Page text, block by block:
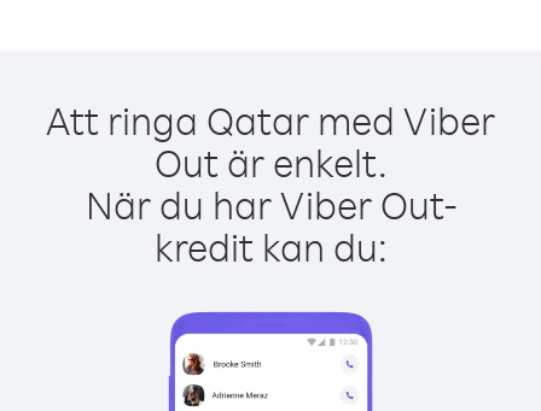
Att ringa Qatar med Viber
Out är enkelt.
När du har Viber Out-
kredit kan du: